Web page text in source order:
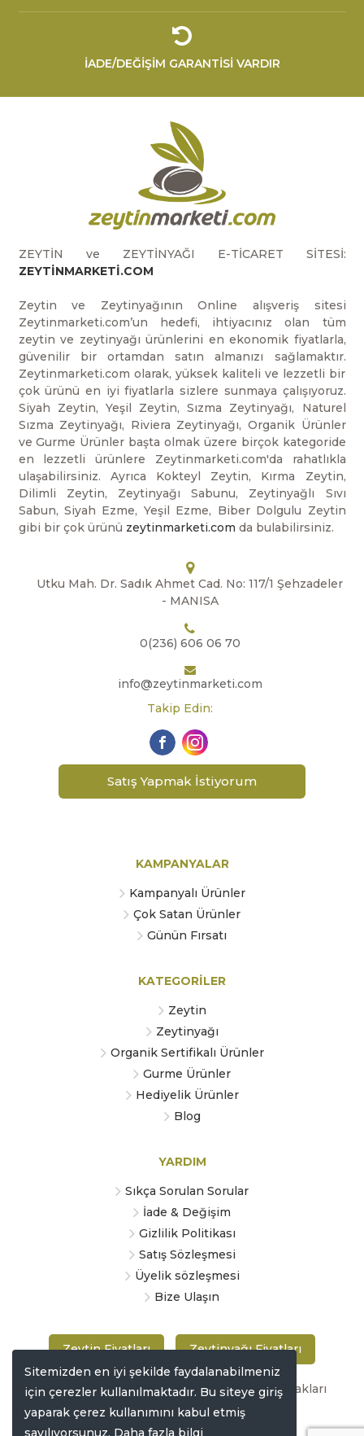
İADE/DEĞİŞİM GARANTİSİ VARDIR
ZEYTİN ve ZEYTİNYAĞI E-TİCARET SİTESİ:
ZEYTİNMARKETİ.COM
Zeytin ve Zeytinyağının Online alışveriş sitesi
Zeytinmarketi.com’un hedefi, ihtiyacınız olan tüm
zeytin ve zeytinyağı ürünlerini en ekonomik fiyatlarla,
güvenilir bir ortamdan satın almanızı sağlamaktır.
Zeytinmarketi.com olarak, yüksek kaliteli ve lezzetli bir
çok ürünü en iyi fiyatlarla sizlere sunmaya çalışıyoruz.
Siyah Zeytin, Yeşil Zeytin, Sızma Zeytinyağı, Naturel
Sızma Zeytinyağı, Riviera Zeytinyağı, Organik Ürünler
ve Gurme Ürünler başta olmak üzere birçok kategoride
en lezzetli ürünlere Zeytinmarketi.com'da rahatlıkla
ulaşabilirsiniz. Ayrıca Kokteyl Zeytin, Kırma Zeytin,
Dilimli Zeytin, Zeytinyağı Sabunu, Zeytinyağlı Sıvı
Sabun, Siyah Ezme, Yeşil Ezme, Biber Dolgulu Zeytin
gibi bir çok ürünü zeytinmarketi.com da bulabilirsiniz.
Utku Mah. Dr. Sadık Ahmet Cad. No: 117/1 Şehzadeler
- MANISA
0(236) 606 06 70
info@zeytinmarketi.com
Takip Edin:
Satış Yapmak İstiyorum
KAMPANYALAR
Kampanyalı Ürünler
Çok Satan Ürünler
Günün Fırsatı
KATEGORİLER
Zeytin
Zeytinyağı
Organik Sertifikalı Ürünler
Gurme Ürünler
Hediyelik Ürünler
Blog
YARDIM
Sıkça Sorulan Sorular
İade & Değişim
Gizlilik Politikası
Satış Sözleşmesi
Üyelik sözleşmesi
Bize Ulaşın
Zeytin Fiyatları Zeytinyağı Fiyatları
Copyright © 2019 zeytinmarketi.com Tüm hakları
saklıdır
Sitemizden en iyi şekilde faydalanabilmeniz
için çerezler kullanılmaktadır. Bu siteye giriş
yaparak çerez kullanımını kabul etmiş
sayılıyorsunuz. Daha fazla bilgi